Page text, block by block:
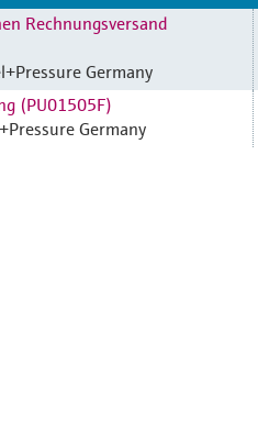
Rechnungsversand
Germany
(PU01505F)
Germany